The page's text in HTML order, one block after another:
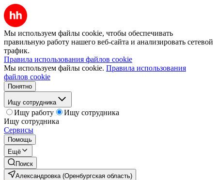
Мы используем файлы cookie, чтобы обеспечивать
правильную работу нашего веб-сайта и анализировать сетевой
трафик.
Правила использования файлов cookie
Мы используем файлы cookie. Правила использования
файлов cookie
Понятно
Ищу сотрудника
Ищу работу
Ищу сотрудника
Ищу сотрудника
Сервисы
Помощь
Ещё
Поиск
Александровка (Оренбургская область)